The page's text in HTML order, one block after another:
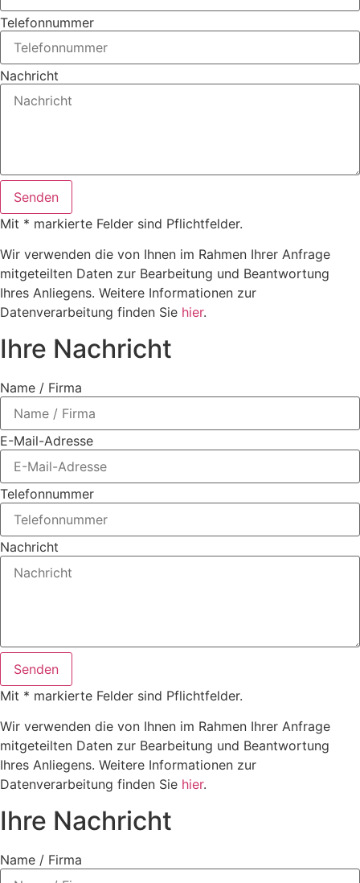
Telefonnummer
Nachricht
Senden
Mit * markierte Felder sind Pflichtfelder.
Wir verwenden die von Ihnen im Rahmen Ihrer Anfrage
mitgeteilten Daten zur Bearbeitung und Beantwortung
Ihres Anliegens. Weitere Informationen zur
Datenverarbeitung finden Sie hier.
Ihre Nachricht
Name / Firma
E-Mail-Adresse
Telefonnummer
Nachricht
Senden
Mit * markierte Felder sind Pflichtfelder.
Wir verwenden die von Ihnen im Rahmen Ihrer Anfrage
mitgeteilten Daten zur Bearbeitung und Beantwortung
Ihres Anliegens. Weitere Informationen zur
Datenverarbeitung finden Sie hier.
Ihre Nachricht
Name / Firma